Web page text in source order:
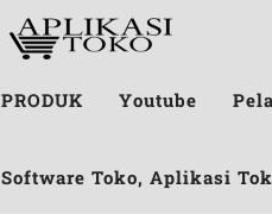
PRODUK Youtube
Software Toko, Aplikasi